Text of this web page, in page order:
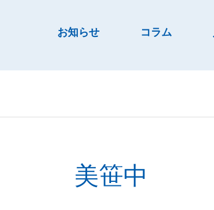
お知らせ コラム
美笹中